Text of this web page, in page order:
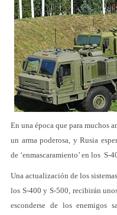
En una época que para muchos
un arma poderosa, y Rusia
de ‘enmascaramiento’ en los S-
Una actualización de los
los S-400 y S-500, recibirán
esconderse de los enemigos